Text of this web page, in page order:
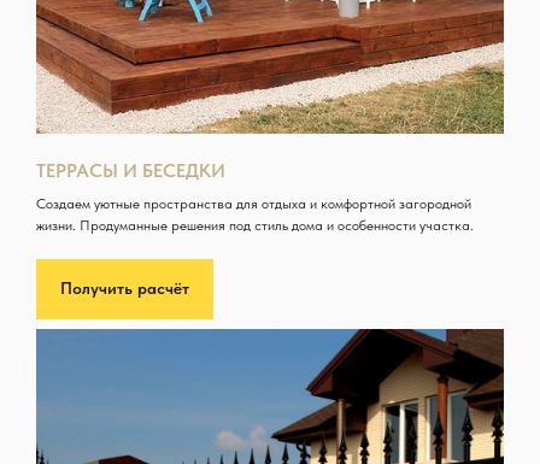
ТЕРРАСЫ И БЕСЕДКИ
Создаем уютные пространства для отдыха и комфортной загородной
жизни. Продуманные решения под стиль дома и особенности участка.
Получить расчёт